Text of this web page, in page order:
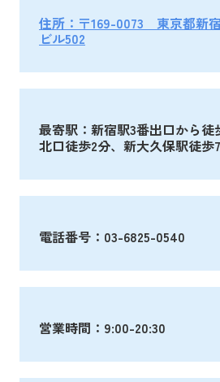
住所：〒169-0073 東京都新
ビル502
最寄駅：新宿駅3番出口から徒
北口徒歩2分、新大久保駅徒歩
電話番号：03-6825-0540
営業時間：9:00-20:30